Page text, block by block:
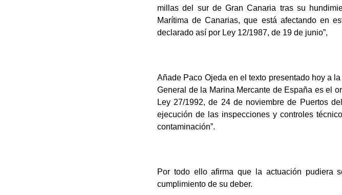
millas del sur de Gran Canaria tras su
Marítima de Canarias, que está afectando en
declarado así por Ley 12/1987, de 19 de junio”,
Añade Paco Ojeda en el texto presentado hoy a
General de la Marina Mercante de España es el
Ley 27/1992, de 24 de noviembre de Puertos
ejecución de las inspecciones y controles
contaminación”.
Por todo ello afirma que la actuación pudiera
cumplimiento de su deber.